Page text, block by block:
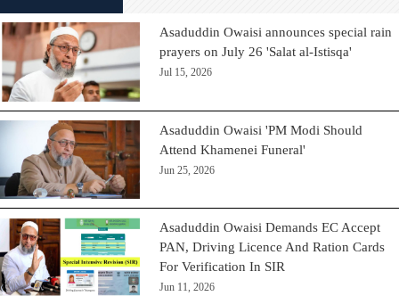
Asaduddin Owaisi announces special rain
prayers on July 26 'Salat al-Istisqa'
Jul 15, 2026
Asaduddin Owaisi 'PM Modi Should
Attend Khamenei Funeral'
Jun 25, 2026
Asaduddin Owaisi Demands EC Accept
PAN, Driving Licence And Ration Cards
For Verification In SIR
Jun 11, 2026